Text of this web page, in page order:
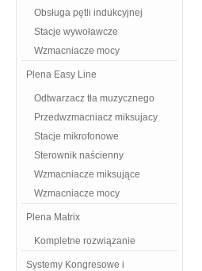
Obsługa pętli indukcyjnej
Stacje wywoławcze
Wzmacniacze mocy
Plena Easy Line
Odtwarzacz tła muzycznego
Przedwzmacniacz miksujacy
Stacje mikrofonowe
Sterownik naścienny
Wzmacniacze miksujące
Wzmacniacze mocy
Plena Matrix
Kompletne rozwiązanie
Systemy Kongresowe i